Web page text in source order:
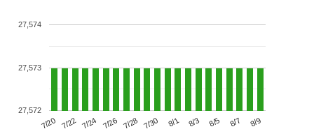
7/20 7/22 7/24 7/26 7/28 7/30 8/1 8/3 8/5 8/7 8/9
27,572
27,573
27,574